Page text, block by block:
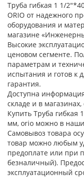
Труба гибкая 1 1/
ORIO от надежного
оборудования и
магазине
Высокие
ценовом сегменте.
параметрам и
испытания и готов к
гарантия.
Доступна
складе и в
Купить Труба
мм, orio можно в
Самовывоз товара
товар можно любым
предоплате или при
безналичный).
эксплуатационный